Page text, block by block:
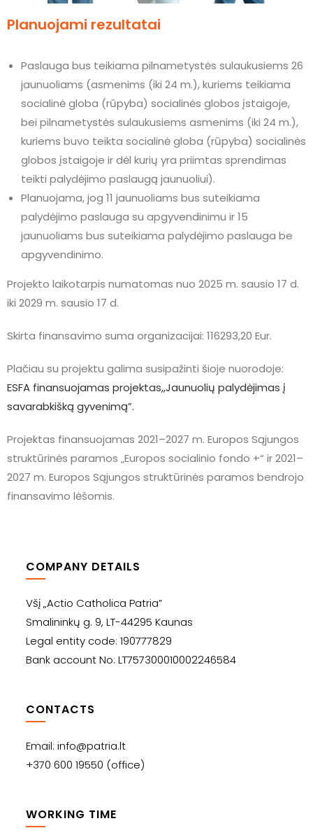
Planuojami rezultatai
Paslauga bus teikiama pilnametystės sulaukusiems 26
jaunuoliams (asmenims (iki 24 m.), kuriems teikiama
socialinė globa (rūpyba) socialinės globos įstaigoje,
bei pilnametystės sulaukusiems asmenims (iki 24 m.),
kuriems buvo teikta socialinė globa (rūpyba) socialinės
globos įstaigoje ir dėl kurių yra priimtas sprendimas
teikti palydėjimo paslaugą jaunuoliui).
Planuojama, jog 11 jaunuoliams bus suteikiama
palydėjimo paslauga su apgyvendinimu ir 15
jaunuoliams bus suteikiama palydėjimo paslauga be
apgyvendinimo.
Projekto laikotarpis numatomas nuo 2025 m. sausio 17 d.
iki 2029 m. sausio 17 d.
Skirta finansavimo suma organizacijai: 116293,20 Eur.
Plačiau su projektu galima susipažinti šioje nuorodoje:
ESFA finansuojamas projektas,,Jaunuolių palydėjimas į
savarabkišką gyvenimą”.
Projektas finansuojamas 2021–2027 m. Europos Sąjungos
struktūrinės paramos „Europos socialinio fondo +“ ir 2021–
2027 m. Europos Sąjungos struktūrinės paramos bendrojo
finansavimo lėšomis.
COMPANY DETAILS
Všį „Actio Catholica Patria”
Smalininkų g. 9, LT-44295 Kaunas
Legal entity code: 190777829
Bank account No: LT757300010002246584
CONTACTS
Email: info@patria.lt
+370 600 19550 (office)
WORKING TIME